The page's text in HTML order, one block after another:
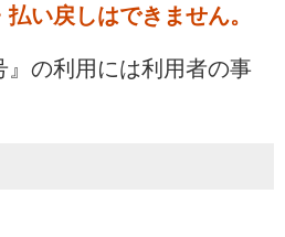
い戻しはできません。
』の利用には利用者の事